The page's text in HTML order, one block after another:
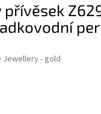
Jewellery - gold